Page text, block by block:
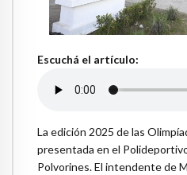
Escuchá el artículo:
La edición 2025 de las
presentada en el
Polvorines. El intendente de